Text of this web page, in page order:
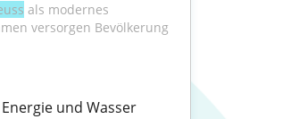
als modernes
versorgen Bevölkerung
Energie und Wasser